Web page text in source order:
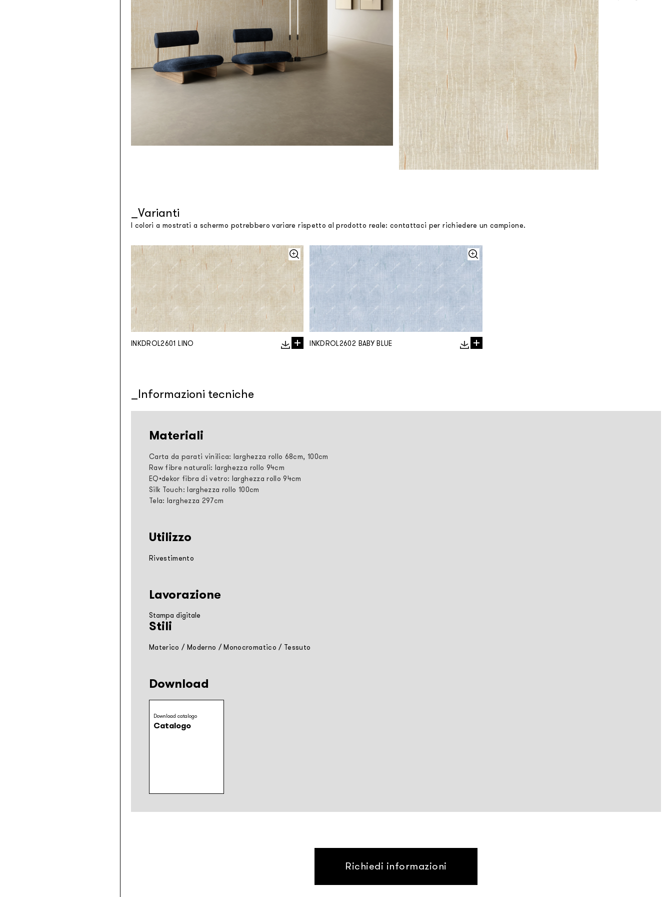
Varianti
I colori a mostrati a schermo potrebbero variare rispetto al prodotto reale: contattaci per richiedere un campione.
INKDROL2601 LINO INKDROL2602 BABY BLUE
Informazioni tecniche
Materiali
Carta da parati vinilica: larghezza rollo 68cm, 100cm
Raw fibre naturali: larghezza rollo 94cm
EQ•dekor fibra di vetro: larghezza rollo 94cm
Silk Touch: larghezza rollo 100cm
Tela: larghezza 297cm
Utilizzo
Rivestimento
Lavorazione
Stampa digitale
Stili
Materico / Moderno /Monocromatico / Tessuto
Download
Download catalogo
Catalogo
Richiedi informazioni